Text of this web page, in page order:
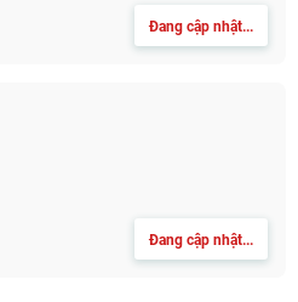
Đang cập nhật...
Đang cập nhật...